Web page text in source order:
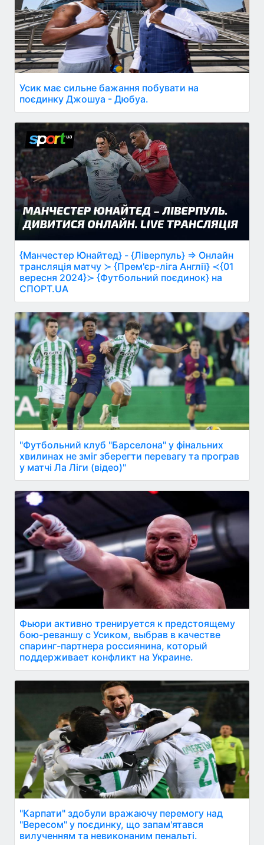
Усик має сильне бажання побувати на
поєдинку Джошуа - Дюбуа.
{Манчестер Юнайтед} - {Ліверпуль} ⇒ Онлайн
трансляція матчу ≻ {Прем'єр-ліга Англії} ≺{01
вересня 2024}≻ {Футбольний поєдинок} на
СПОРТ.UA
"Футбольний клуб "Барселона" у фінальних
хвилинах не зміг зберегти перевагу та програв
у матчі Ла Ліги (відео)"
Фьюри активно тренируется к предстоящему
бою-реваншу с Усиком, выбрав в качестве
спаринг-партнера россиянина, который
поддерживает конфликт на Украине.
"Карпати" здобули вражаючу перемогу над
"Вересом" у поєдинку, що запам'ятався
вилученням та невиконаним пенальті.